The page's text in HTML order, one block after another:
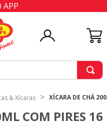
APP
& Xícaras XÍCARA DE CHÁ
COM PIRES 16